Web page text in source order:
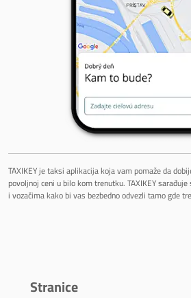
TAXIKEY je taksi aplikacija koja vam pomaže da
povoljnoj ceni u bilo kom trenutku. TAXIKEY
i vozačima kako bi vas bezbedno odvezli tamo gde
Stranice